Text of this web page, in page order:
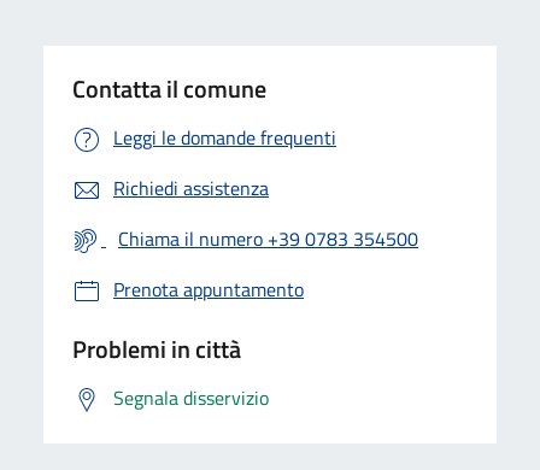
Contatta il comune
Leggi le domande frequenti
Richiedi assistenza
Chiama il numero +39 0783 354500
Prenota appuntamento
Problemi in città
Segnala disservizio